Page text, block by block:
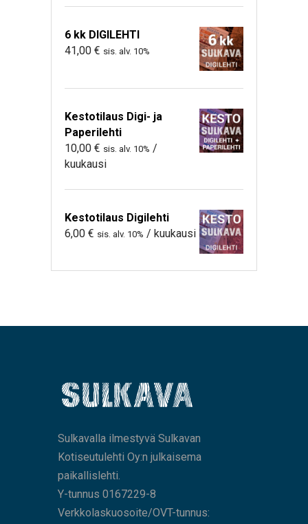
6 kk DIGILEHTI
41,00 € sis. alv. 10%
Kestotilaus Digi- ja
Paperilehti
10,00 € sis. alv. 10% /
kuukausi
Kestotilaus Digilehti
6,00 € sis. alv. 10% / kuukausi
Sulkavalla ilmestyvä Sulkavan
Kotiseutulehti Oy:n julkaisema
paikallislehti.
Y-tunnus 0167229-8
Verkkolaskuosoite/OVT-tunnus: